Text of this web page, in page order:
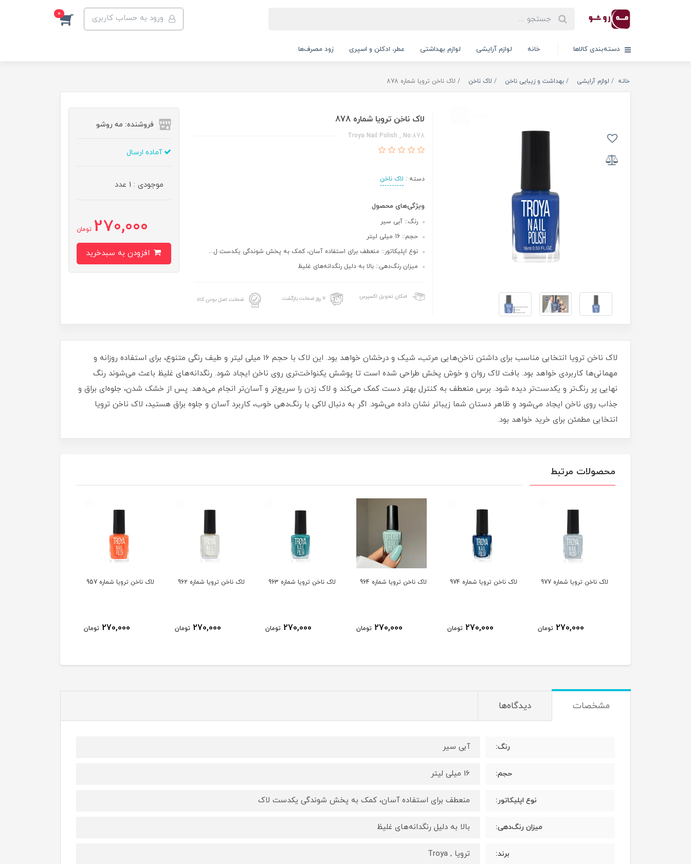
ورود به حساب کاربری 0
دسته‌بندی کالاها خانه لوازم آرایشی لوازم بهداشتی عطر، ادکلن و اسپری زود مصرف‌ها
خانه لوازم آرایشی بهداشت و زیبایی ناخن لاک ناخن لاک ناخن ترویا شماره 878
لاک ناخن ترویا شماره 878
Troya Nail Polish , No:878
دسته : لاک ناخن
ویژگی‌های محصول
رنگ:: آبی سیر
حجم:: 16 میلی لیتر
نوع اپلیکاتور:: منعطف برای استفاده آسان، کمک به پخش شوندگی یکدست ل...
میزان رنگ‌دهی:: بالا به دلیل رنگدانه‌های غلیظ
امکان تحویل اکسپرس ۷ روز ضمانت بازگشت ضمانت اصل بودن کالا
فروشنده: مه رو‌شو
آماده ارسال
موجودی : 1 عدد
270,000 تومان
لاک ناخن ترویا انتخابی مناسب برای داشتن ناخن‌هایی مرتب، شیک و درخشان خواهد بود. این لاک با حجم 16 میلی‌ لیتر و طیف رنگی متنوع، برای استفاده روزانه و
مهمانی‌ها کاربردی خواهد بود. بافت لاک روان و خوش‌ پخش طراحی شده است تا پوشش یکنواخت‌تری روی ناخن ایجاد شود. رنگدانه‌های غلیظ باعث می‌شوند رنگ
نهایی پر رنگ‌تر و یکدست‌تر دیده شود. برس منعطف به کنترل بهتر دست کمک می‌کند و لاک زدن را سریع‌تر و آسان‌تر انجام می‌دهد. پس از خشک شدن، جلوه‌ای براق و
جذاب روی ناخن ایجاد می‌شود و ظاهر دستان شما زیباتر نشان داده می‌شود. اگر به دنبال لاکی با رنگ‌دهی خوب، کاربرد آسان و جلوه براق هستید، لاک ناخن ترویا
انتخابی مطمئن برای خرید خواهد بود.
محصولات مرتبط
لاک ناخن ترویا شماره 977
270,000 تومان
لاک ناخن ترویا شماره 974
270,000 تومان
لاک ناخن ترویا شماره 964
270,000 تومان
لاک ناخن ترویا شماره 963
270,000 تومان
لاک ناخن ترویا شماره 962
270,000 تومان
لاک ناخن ترویا شماره 957
270,000 تومان
مشخصات دیدگاه‌ها
رنگ: آبی سیر
حجم: 16 میلی لیتر
نوع اپلیکاتور: منعطف برای استفاده آسان، کمک به پخش شوندگی یکدست لاک
میزان رنگ‌دهی: بالا به دلیل رنگدانه‌های غلیظ
برند: ترویا , Troya